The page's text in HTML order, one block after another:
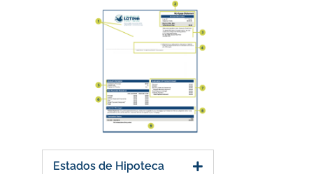
Estados de Hipoteca